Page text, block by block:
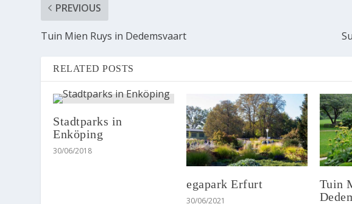
PREVIOUS
Tuin Mien Ruys in Dedemsvaart
RELATED POSTS
Stadtparks in
Enköping
30/06/2018
egapark Erfurt
30/06/2021
Tuin